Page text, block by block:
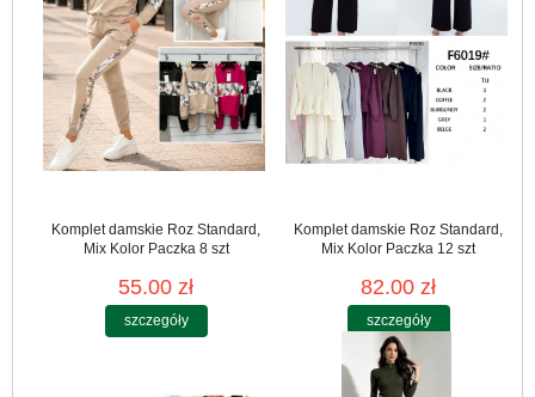
Komplet damskie Roz Standard,
Mix Kolor Paczka 8 szt
55.00 zł
szczegóły
Komplet damskie Roz Standard,
Mix Kolor Paczka 12 szt
82.00 zł
szczegóły